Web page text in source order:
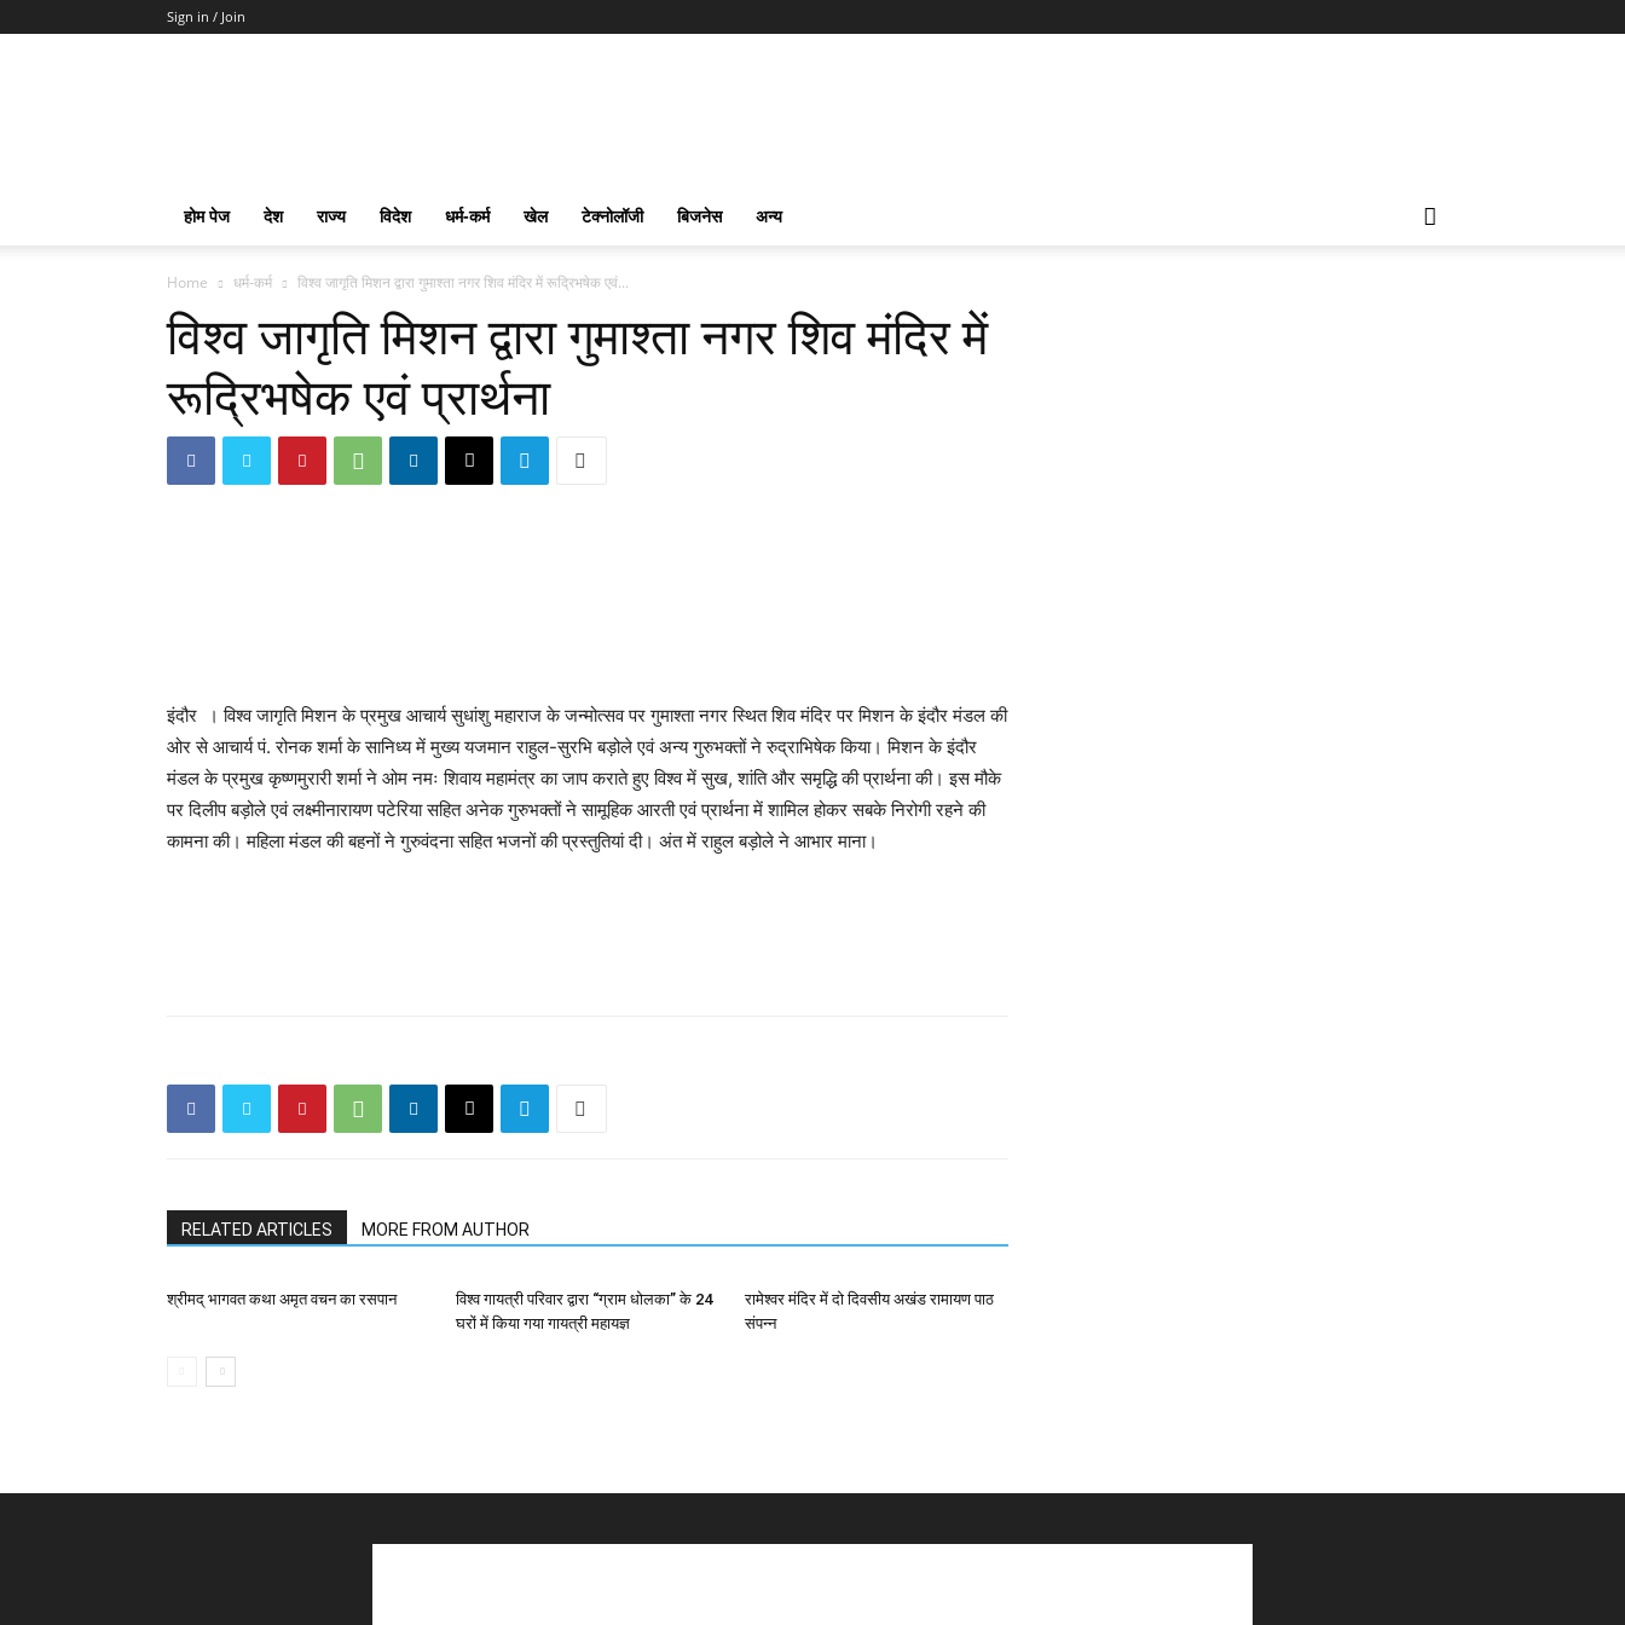
Sign in / Join
Toto
Slot
होम पेज देश राज्य विदेश धर्म-कर्म खेल टेक्नोलॉजी बिजनेस अन्य
Home धर्म-कर्म विश्व जागृति मिशन द्वारा गुमाश्ता नगर शिव मंदिर में रूद्रिभषेक एवं...
विश्व जागृति मिशन द्वारा गुमाश्ता नगर शिव मंदिर में
रूद्रिभषेक एवं प्रार्थना
इंदौर । विश्व जागृति मिशन के प्रमुख आचार्य सुधांशु महाराज के जन्मोत्सव पर गुमाश्ता नगर स्थित शिव मंदिर पर मिशन के इंदौर मंडल की
ओर से आचार्य पं. रोनक शर्मा के सानिध्य में मुख्य यजमान राहुल-सुरभि बड़ोले एवं अन्य गुरुभक्तों ने रुद्राभिषेक किया। मिशन के इंदौर
मंडल के प्रमुख कृष्णमुरारी शर्मा ने ओम नमः शिवाय महामंत्र का जाप कराते हुए विश्व में सुख, शांति और समृद्धि की प्रार्थना की। इस मौके
पर दिलीप बड़ोले एवं लक्ष्मीनारायण पटेरिया सहित अनेक गुरुभक्तों ने सामूहिक आरती एवं प्रार्थना में शामिल होकर सबके निरोगी रहने की
कामना की। महिला मंडल की बहनों ने गुरुवंदना सहित भजनों की प्रस्तुतियां दी। अंत में राहुल बड़ोले ने आभार माना।
RELATED ARTICLES MORE FROM AUTHOR
श्रीमद् भागवत कथा अमृत वचन का रसपान
विश्व गायत्री परिवार द्वारा “ग्राम धोलका” के 24
घरों में किया गया गायत्री महायज्ञ
रामेश्वर मंदिर में दो दिवसीय अखंड रामायण पाठ
संपन्न